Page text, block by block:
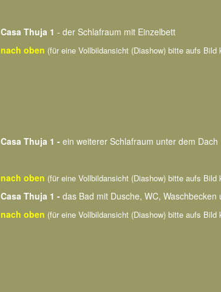
Casa Thuja 1 - der Schlafraum mit Einzelbett
nach oben (für eine Vollbildansicht (Diashow) bitte aufs Bild
Casa Thuja 1 - ein weiterer Schlafraum unter dem Dach
nach oben (für eine Vollbildansicht (Diashow) bitte aufs Bild
Casa Thuja 1 - das Bad mit Dusche, WC, Waschbecken
nach oben (für eine Vollbildansicht (Diashow) bitte aufs Bild